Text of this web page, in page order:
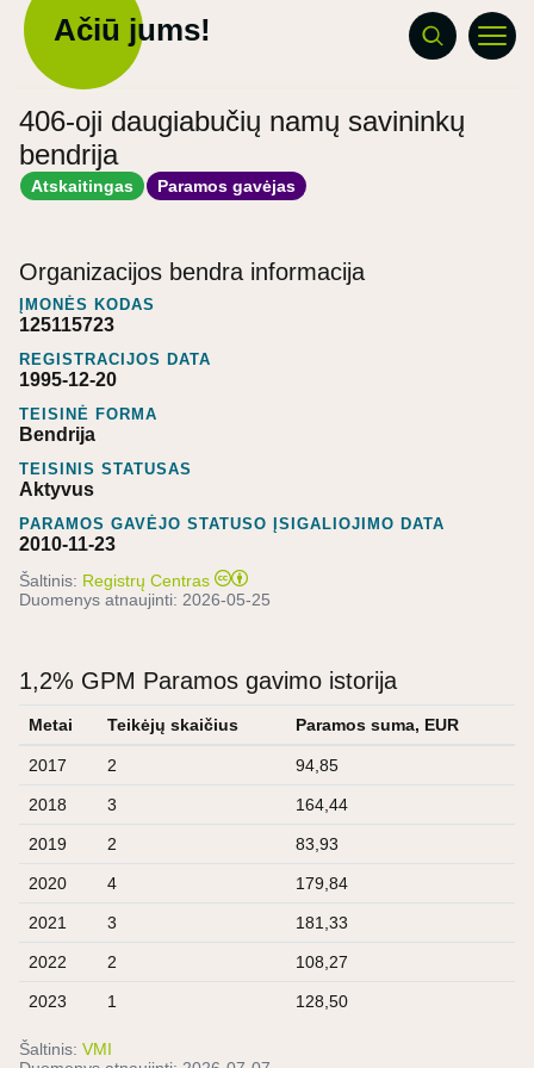
Ačiū jums!
406-oji daugiabučių namų savininkų
bendrija
Atskaitingas Paramos gavėjas
Organizacijos bendra informacija
ĮMONĖS KODAS
125115723
REGISTRACIJOS DATA
1995-12-20
TEISINĖ FORMA
Bendrija
TEISINIS STATUSAS
Aktyvus
PARAMOS GAVĖJO STATUSO ĮSIGALIOJIMO DATA
2010-11-23
Šaltinis: Registrų Centras
Duomenys atnaujinti: 2026-05-25
1,2% GPM Paramos gavimo istorija
Metai Teikėjų skaičius Paramos suma, EUR
2017 2 94,85
2018 3 164,44
2019 2 83,93
2020 4 179,84
2021 3 181,33
2022 2 108,27
2023 1 128,50
Šaltinis: VMI